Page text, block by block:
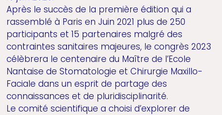
Après le succès de la première édition qui a
rassemblé à Paris en Juin 2021 plus de 250
participants et 15 partenaires malgré des
contraintes sanitaires majeures, le congrès 2023
célèbrera le centenaire du Maître de l’Ecole
Nantaise de Stomatologie et Chirurgie Maxillo-
Faciale dans un esprit de partage des
connaissances et de pluridisciplinarité.
Le comité scientifique a choisi d’explorer de